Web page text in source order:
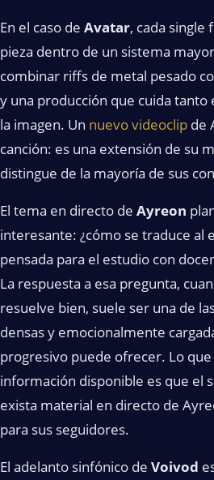
En el caso de Avatar, cada single
pieza dentro de un sistema
combinar riffs de metal pesado
y una producción que cuida
la imagen. Un nuevo videoclip de
canción: es una extensión de su
distingue de la mayoría de sus
El tema en directo de Ayreon
interesante: ¿cómo se traduce al
pensada para el estudio con
La respuesta a esa pregunta,
resuelve bien, suele ser una de
densas y emocionalmente
progresivo puede ofrecer. Lo
información disponible es que el
exista material en directo de
para sus seguidores.
El adelanto sinfónico de Voivod